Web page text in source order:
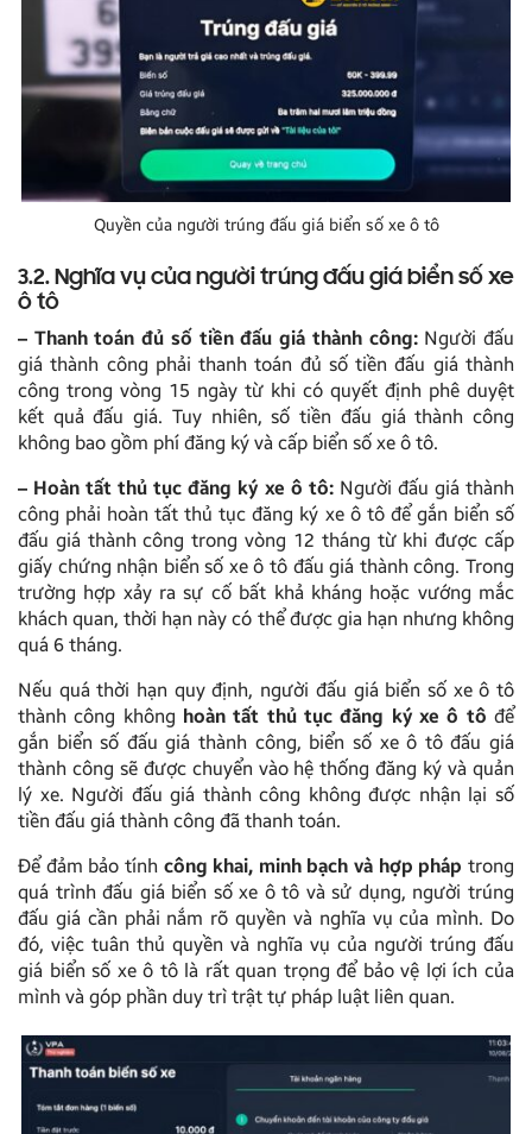
Quyền của người trúng đấu giá biển số xe ô tô
3.2. Nghĩa vụ của người trúng đấu giá biển số xe
ô tô
– Thanh toán đủ số tiền đấu giá thành công:Người đấu
giá thành công phải thanh toán đủ số tiền đấu giá thành
công trong vòng 15 ngày từ khi có quyết định phê duyệt
kết quả đấu giá. Tuy nhiên, số tiền đấu giá thành công
không bao gồm phí đăng ký và cấp biển số xe ô tô.
– Hoàn tất thủ tục đăng ký xe ô tô:Người đấu giá thành
công phải hoàn tất thủ tục đăng ký xe ô tô để gắn biển số
đấu giá thành công trong vòng 12 tháng từ khi được cấp
giấy chứng nhận biển số xe ô tô đấu giá thành công. Trong
trường hợp xảy ra sự cố bất khả kháng hoặc vướng mắc
khách quan, thời hạn này có thể được gia hạn nhưng không
quá 6 tháng.
Nếu quá thời hạn quy định, người đấu giá biển số xe ô tô
thành công không hoàn tất thủ tục đăng ký xe ô tô để
gắn biển số đấu giá thành công, biển số xe ô tô đấu giá
thành công sẽ được chuyển vào hệ thống đăng ký và quản
lý xe. Người đấu giá thành công không được nhận lại số
tiền đấu giá thành công đã thanh toán.
Để đảm bảo tính công khai, minh bạch và hợp pháp trong
quá trình đấu giá biển số xe ô tô và sử dụng, người trúng
đấu giá cần phải nắm rõ quyền và nghĩa vụ của mình. Do
đó, việc tuân thủ quyền và nghĩa vụ của người trúng đấu
giá biển số xe ô tô là rất quan trọng để bảo vệ lợi ích của
mình và góp phần duy trì trật tự pháp luật liên quan.